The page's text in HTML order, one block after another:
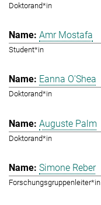
Doktorand*in
Amr Mostafa
Student*in
Eanna O'Shea
Doktorand*in
Auguste Palm
Doktorand*in
Simone Reber
Forschungsgruppenleiter*in